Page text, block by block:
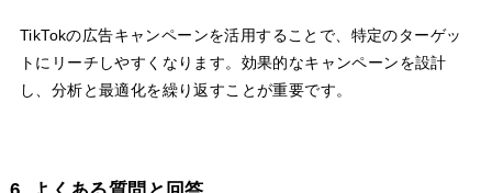
TikTokの広告キャンペーンを活用することで、特定のターゲッ
トにリーチしやすくなります。効果的なキャンペーンを設計
し、分析と最適化を繰り返すことが重要です。